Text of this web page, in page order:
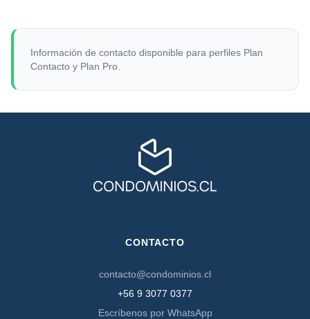
Información de contacto disponible para perfiles Plan
Contacto y Plan Pro.
CONTACTO
contacto@condominios.cl
+56 9 3077 0377
Escríbenos por WhatsApp